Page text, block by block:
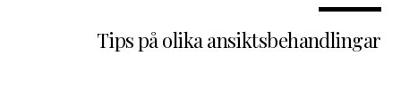
Tips på olika ansiktsbehandlingar